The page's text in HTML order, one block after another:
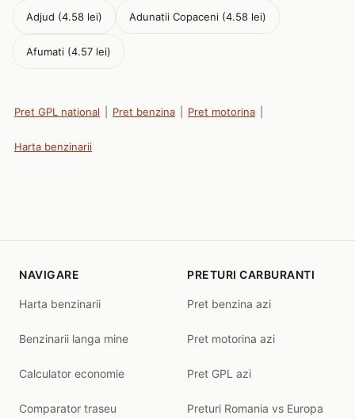
Adjud (4.58 lei) Adunatii Copaceni (4.58 lei)
Afumati (4.57 lei)
Pret GPL national Pret benzina Pret motorina
Harta benzinarii
NAVIGARE
Harta benzinarii
Benzinarii langa mine
Calculator economie
Comparator traseu
PRETURI CARBURANTI
Pret benzina azi
Pret motorina azi
Pret GPL azi
Preturi Romania vs Europa